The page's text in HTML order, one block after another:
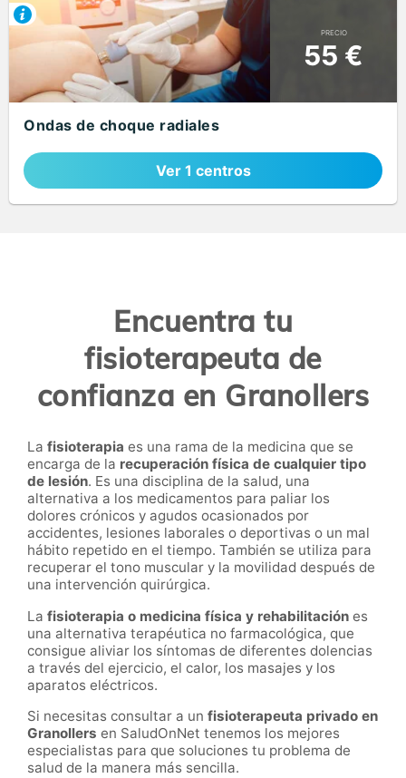
PRECIO
55 €
Ondas de choque radiales
Ver 1 centros
Encuentra tu
fisioterapeuta de
confianza en Granollers
La fisioterapia es una rama de la medicina que se
encarga de la recuperación física de cualquier tipo
de lesión. Es una disciplina de la salud, una
alternativa a los medicamentos para paliar los
dolores crónicos y agudos ocasionados por
accidentes, lesiones laborales o deportivas o un mal
hábito repetido en el tiempo. También se utiliza para
recuperar el tono muscular y la movilidad después de
una intervención quirúrgica.
La fisioterapia o medicina física y rehabilitación es
una alternativa terapéutica no farmacológica, que
consigue aliviar los síntomas de diferentes dolencias
a través del ejercicio, el calor, los masajes y los
aparatos eléctricos.
Si necesitas consultar a un fisioterapeuta privado en
Granollers en SaludOnNet tenemos los mejores
especialistas para que soluciones tu problema de
salud de la manera más sencilla.